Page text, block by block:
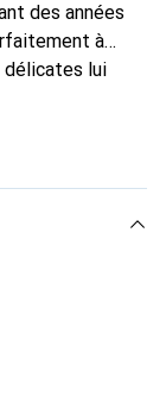
des années
à
délicates lui
smartphone.
fiable pour